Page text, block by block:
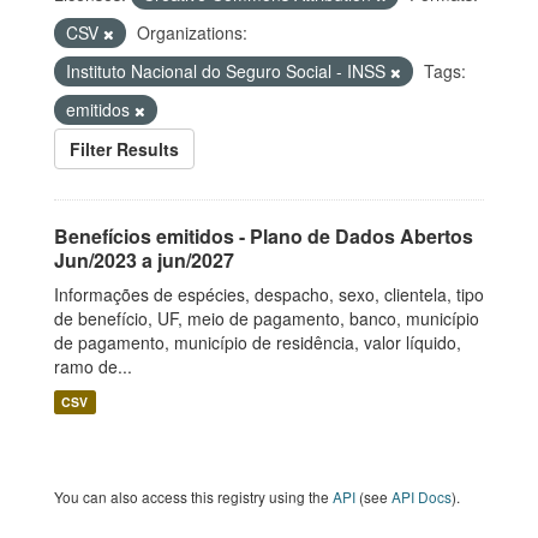
CSV
Organizations:
Instituto Nacional do Seguro Social - INSS
Tags:
emitidos
Filter Results
Benefícios emitidos - Plano de Dados Abertos
Jun/2023 a jun/2027
Informações de espécies, despacho, sexo, clientela, tipo
de benefício, UF, meio de pagamento, banco, município
de pagamento, município de residência, valor líquido,
ramo de...
CSV
You can also access this registry using the API (see API Docs).